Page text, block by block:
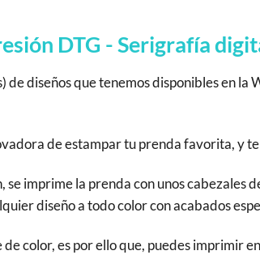
DTG - Serigrafía
de diseños que tenemos disponibles en
de estampar tu prenda favorita, y
imprime la prenda con unos cabezales
diseño a todo color con acabados
color, es por ello que, puedes imprimir